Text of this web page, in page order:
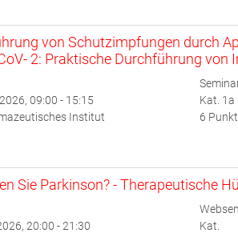
von Schutzimpfungen durch
2: Praktische Durchführung von
09:00 - 15:15
Institut
Kat. 1a
6
Sie Parkinson? - Therapeutische
20:00 - 21:30
Kat.